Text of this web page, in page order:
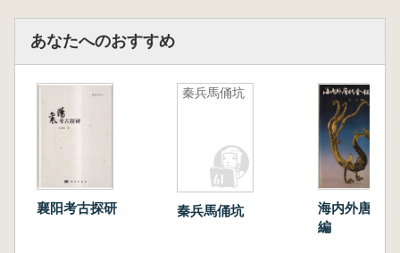
あなたへのおすすめ
襄阳考古探研
秦兵馬俑坑
秦兵馬俑坑
海内外唐代
編